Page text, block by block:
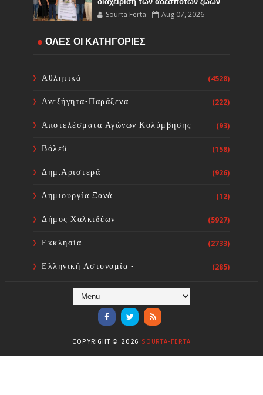
Sourta Ferta Aug 07, 2026
Έρχονται πόλεμοι για το νερό; Ο
αντιπαιδαγωγικό το γεγονός
υποβιβασμού του 3/θ ολοήμερου
ΟΛΕΣ ΟΙ ΚΑΤΗΓΟΡΙΕΣ
Αθλητικά (4528)
Ανεξήγητα-Παράξενα (222)
Αποτελέσματα Αγώνων Κολύμβησης (93)
Βόλεϋ (158)
Δημ.Αριστερά (926)
Δημιουργία Ξανά (12)
Δήμος Χαλκιδέων (5927)
Εκκλησία (2733)
Ελληνική Αστυνομία -
(285)
Ενόργανη Γυμναστική
COPYRIGHT © 2026 SOURTA-FERTA